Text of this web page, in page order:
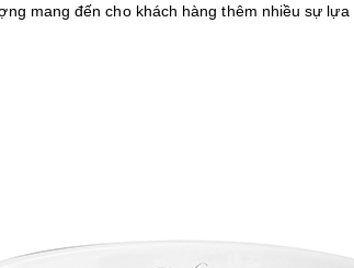
mang đến cho khách hàng thêm nhiều sự lựa